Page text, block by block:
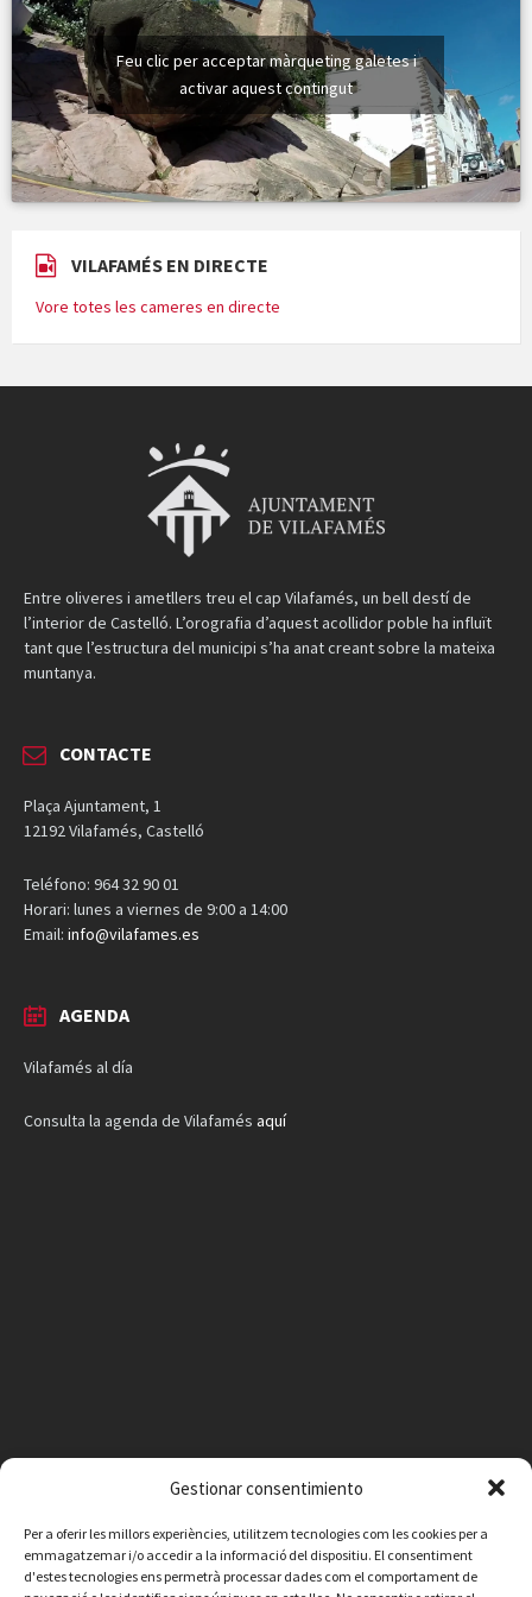
Gestionar consentimiento
Per a oferir les millors experiències, utilitzem tecnologies com les cookies per a
emmagatzemar i/o accedir a la informació del dispositiu. El consentiment
d'estes tecnologies ens permetrà processar dades com el comportament de
Feu clic per acceptar màrqueting galetes i
activar aquest contingut
VILAFAMÉS EN DIRECTE
Vore totes les cameres en directe
Entre oliveres i ametllers treu el cap Vilafamés, un bell destí de
l’interior de Castelló. L’orografia d’aquest acollidor poble ha influït
tant que l’estructura del municipi s’ha anat creant sobre la mateixa
muntanya.
CONTACTE
Plaça Ajuntament, 1
12192 Vilafamés, Castelló
Teléfono: 964 32 90 01
Horari: lunes a viernes de 9:00 a 14:00
Email: info@vilafames.es
AGENDA
Vilafamés al día
Consulta la agenda de Vilafamés aquí
FacebookInstagram
X YouTubeEmail
Contacte Avís legal Política de privacitat Política de cookies